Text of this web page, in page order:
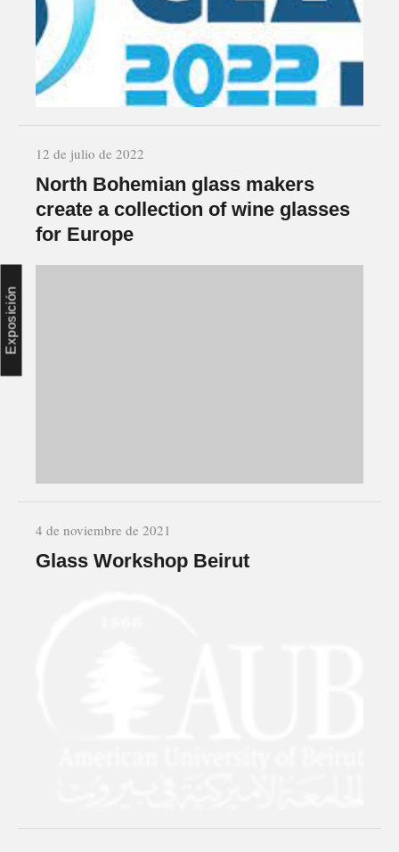
12 de julio de 2022
North Bohemian glass makers
create a collection of wine glasses
for Europe
Exposición
4 de noviembre de 2021
Glass Workshop Beirut